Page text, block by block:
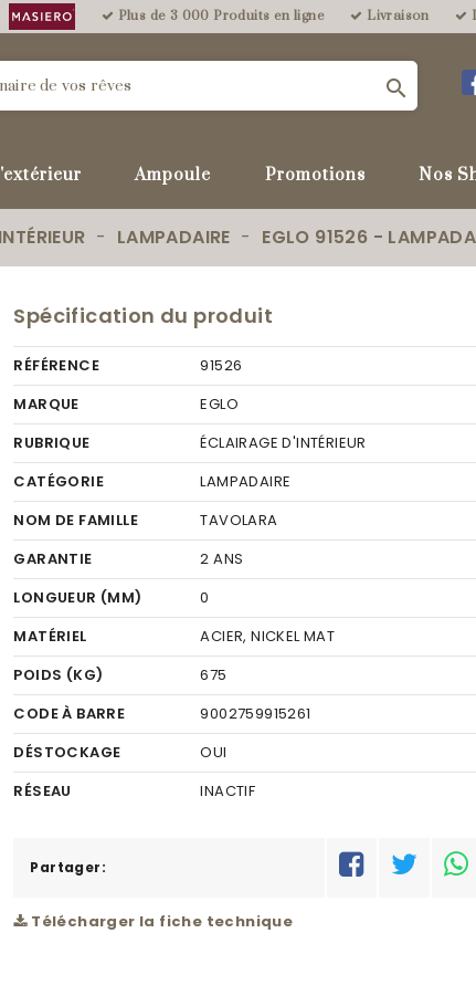
Plus de 3 000 Produits en ligne Livraison

Ampoule Promotions Nos
LAMPADAIRE EGLO 91526 -
Spécification du produit
RÉFÉRENCE
91526
MARQUE
EGLO
RUBRIQUE
ÉCLAIRAGE D'INTÉRIEUR
CATÉGORIE
LAMPADAIRE
NOM DE FAMILLE
TAVOLARA
GARANTIE
2 ANS
LONGUEUR (MM)
0
MATÉRIEL
ACIER, NICKEL MAT
POIDS (KG)
675
CODE À BARRE
9002759915261
DÉSTOCKAGE
OUI
RÉSEAU
INACTIF
Partager:
Télécharger la fiche technique